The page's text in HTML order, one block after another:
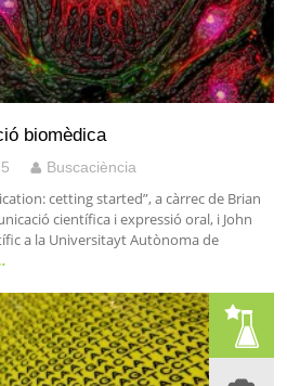
biomèdica
Buscaciència
cetting started”, a càrrec de Brian
científica i expressió oral, i John
a la Universitayt Autònoma de